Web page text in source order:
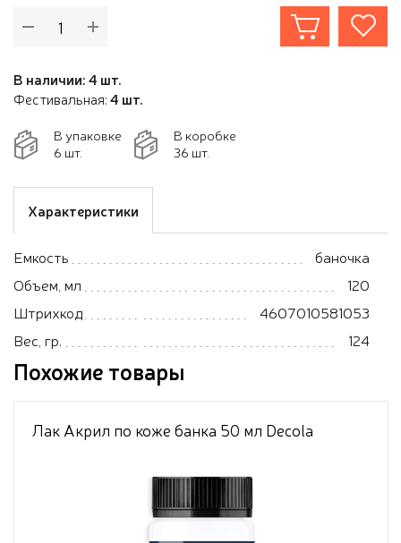
В наличии: 4 шт.
Фестивальная:4 шт.
В упаковке
6 шт.
В коробке
36 шт.
Характеристики
Емкость
баночка
Объем, мл
120
Штрихкод
4607010581053
Вес, гр.
124
Похожие товары
Лак Акрил по коже банка 50 мл Decola